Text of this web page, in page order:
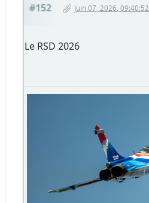
#152 Juin 07, 2026, 09:40:52
Le RSD 2026